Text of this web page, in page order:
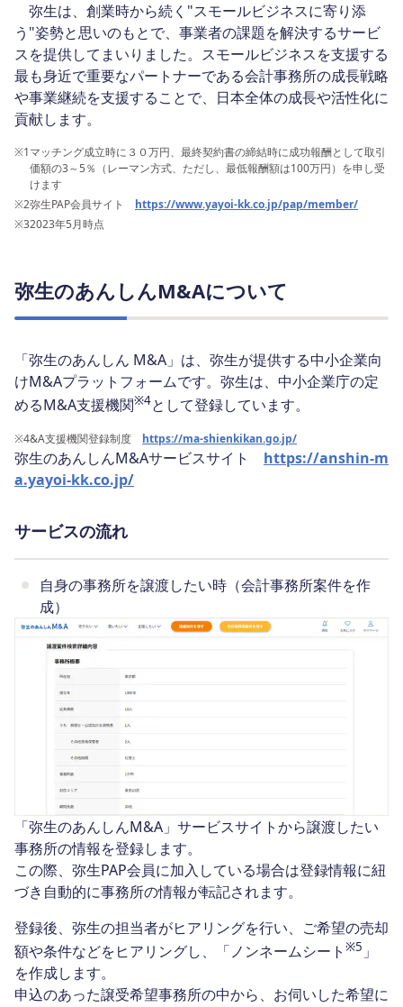
弥生は、創業時から続く"スモールビジネスに寄り添
う"姿勢と思いのもとで、事業者の課題を解決するサービ
スを提供してまいりました。スモールビジネスを支援する
最も身近で重要なパートナーである会計事務所の成長戦略
や事業継続を支援することで、日本全体の成長や活性化に
貢献します。
※1マッチング成立時に３０万円、最終契約書の締結時に成功報酬として取引
価額の3～5％（レーマン方式、ただし、最低報酬額は100万円）を申し受
けます
※2弥生PAP会員サイト https://www.yayoi-kk.co.jp/pap/member/
※32023年5月時点
弥生のあんしんM&Aについて
「弥生のあんしん M&A」は、弥生が提供する中小企業向
けM&Aプラットフォームです。弥生は、中小企業庁の定
めるM&A支援機関※4として登録しています。
※4&A支援機関登録制度 https://ma-shienkikan.go.jp/
弥生のあんしんM&Aサービスサイト https://anshin-m
a.yayoi-kk.co.jp/
サービスの流れ
自身の事務所を譲渡したい時（会計事務所案件を作
成）
「弥生のあんしんM&A」サービスサイトから譲渡したい
事務所の情報を登録します。
この際、弥生PAP会員に加入している場合は登録情報に紐
づき自動的に事務所の情報が転記されます。
登録後、弥生の担当者がヒアリングを行い、ご希望の売却
額や条件などをヒアリングし、「ノンネームシート ※5 」
を作成します。
申込のあった譲受希望事務所の中から、お伺いした希望に